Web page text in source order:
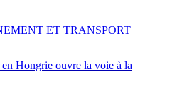
Hongrie ouvre la voie à la
ET TRANSPORT